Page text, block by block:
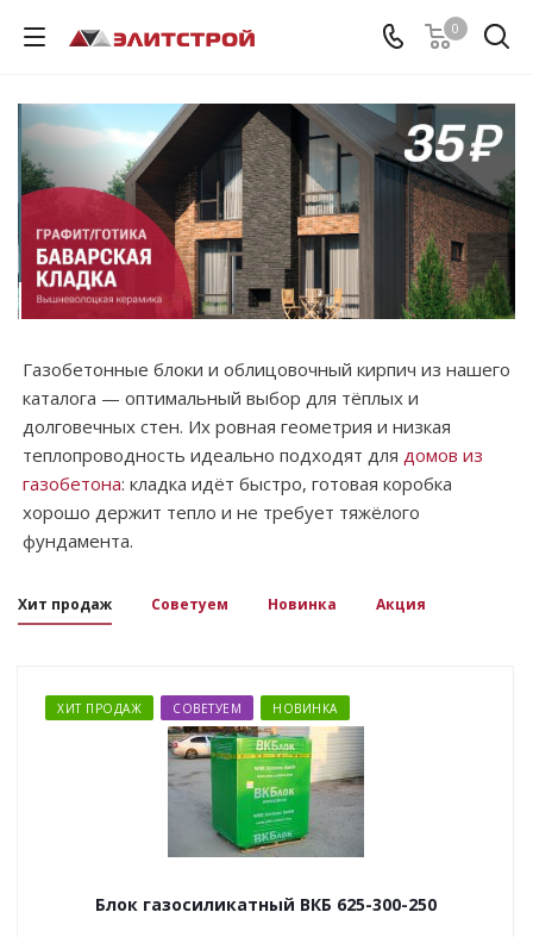
0
Газобетонные блоки и облицовочный кирпич из нашего
каталога — оптимальный выбор для тёплых и
долговечных стен. Их ровная геометрия и низкая
теплопроводность идеально подходят для домов из
газобетона: кладка идёт быстро, готовая коробка
хорошо держит тепло и не требует тяжёлого
фундамента.
Хит продаж Советуем Новинка Акция
ХИТ ПРОДАЖ СОВЕТУЕМ НОВИНКА
Блок газосиликатный ВКБ 625-300-250